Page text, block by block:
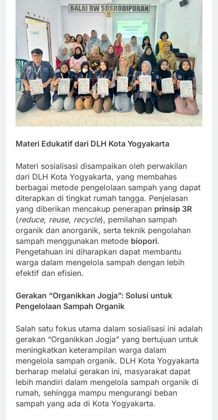
Materi Edukatif dari DLH Kota Yogyakarta
Materi sosialisasi disampaikan oleh perwakilan
dari DLH Kota Yogyakarta, yang membahas
berbagai metode pengelolaan sampah yang dapat
diterapkan di tingkat rumah tangga. Penjelasan
yang diberikan mencakup penerapan prinsip 3R
(reduce, reuse, recycle), pemilahan sampah
organik dan anorganik, serta teknik pengolahan
sampah menggunakan metode biopori.
Pengetahuan ini diharapkan dapat membantu
warga dalam mengelola sampah dengan lebih
efektif dan efisien.
Gerakan “Organikkan Jogja”: Solusi untuk
Pengelolaan Sampah Organik
Salah satu fokus utama dalam sosialisasi ini adalah
gerakan “Organikkan Jogja” yang bertujuan untuk
meningkatkan keterampilan warga dalam
mengelola sampah organik. DLH Kota Yogyakarta
berharap melalui gerakan ini, masyarakat dapat
lebih mandiri dalam mengelola sampah organik di
rumah, sehingga mampu mengurangi beban
sampah yang ada di Kota Yogyakarta.